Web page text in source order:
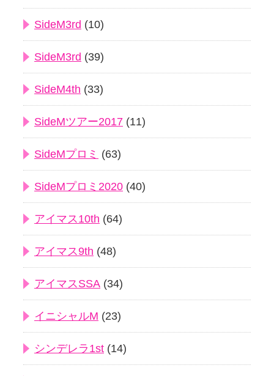
SideM3rd (10)
SideM3rd (39)
SideM4th (33)
SideMツアー2017 (11)
SideMプロミ (63)
SideMプロミ2020 (40)
アイマス10th (64)
アイマス9th (48)
アイマスSSA (34)
イニシャルM (23)
シンデレラ1st (14)